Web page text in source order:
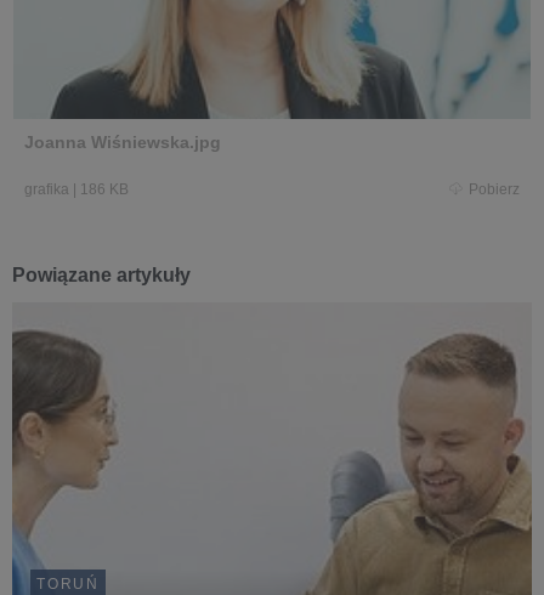
Joanna Wiśniewska.jpg
grafika 186 KB Pobierz
Powiązane artykuły
TORUŃ